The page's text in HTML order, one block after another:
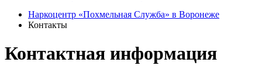
Наркоцентр «Похмельная Служба» в Воронеже
Контакты
Контактная информация